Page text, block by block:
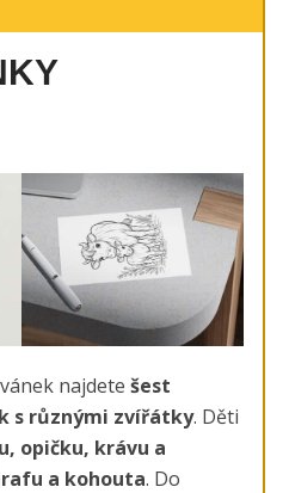
najdete šest
s různými zvířátky. Děti
opičku, krávu a
a kohouta. Do